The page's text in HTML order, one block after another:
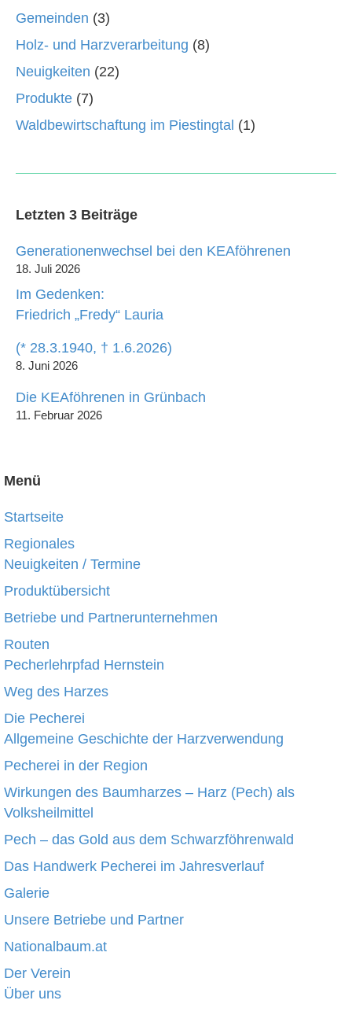
Gemeinden (3)
Holz- und Harzverarbeitung (8)
Neuigkeiten (22)
Produkte (7)
Waldbewirtschaftung im Piestingtal (1)
Letzten 3 Beiträge
Generationenwechsel bei den KEAföhrenen
18. Juli 2026
Im Gedenken:
Friedrich „Fredy“ Lauria
(* 28.3.1940, † 1.6.2026)
8. Juni 2026
Die KEAföhrenen in Grünbach
11. Februar 2026
Menü
Startseite
Regionales
Neuigkeiten / Termine
Produktübersicht
Betriebe und Partnerunternehmen
Routen
Pecherlehrpfad Hernstein
Weg des Harzes
Die Pecherei
Allgemeine Geschichte der Harzverwendung
Pecherei in der Region
Wirkungen des Baumharzes – Harz (Pech) als
Volksheilmittel
Pech – das Gold aus dem Schwarzföhrenwald
Das Handwerk Pecherei im Jahresverlauf
Galerie
Unsere Betriebe und Partner
Nationalbaum.at
Der Verein
Über uns